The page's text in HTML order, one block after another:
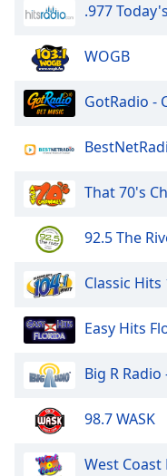
.977
WOGB
GotRadio -
That 70's
92.5 The
Classic Hits
Easy Hits
Big R Radio
98.7 WASK
West Coast